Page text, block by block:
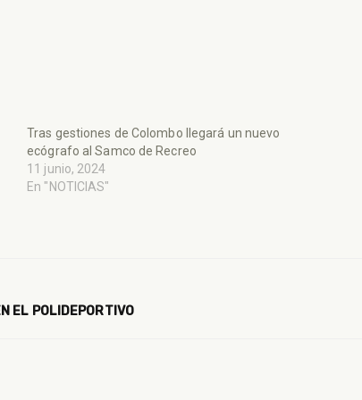
Tras gestiones de Colombo llegará un nuevo
ecógrafo al Samco de Recreo
11 junio, 2024
En "NOTICIAS"
EL POLIDEPORTIVO